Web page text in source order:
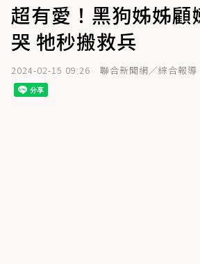
超有愛！黑狗姊姊顧
哭 牠秒搬救兵
2024-02-15 09:26 聯合新聞網／綜合報導